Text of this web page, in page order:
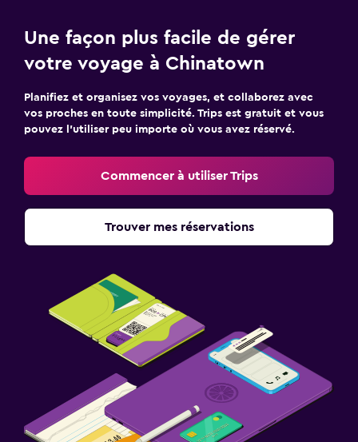
Une façon plus facile de gérer
votre voyage à Chinatown
Planifiez et organisez vos voyages, et collaborez avec
vos proches en toute simplicité. Trips est gratuit et vous
pouvez l’utiliser peu importe où vous avez réservé.
Commencer à utiliser Trips
Trouver mes réservations